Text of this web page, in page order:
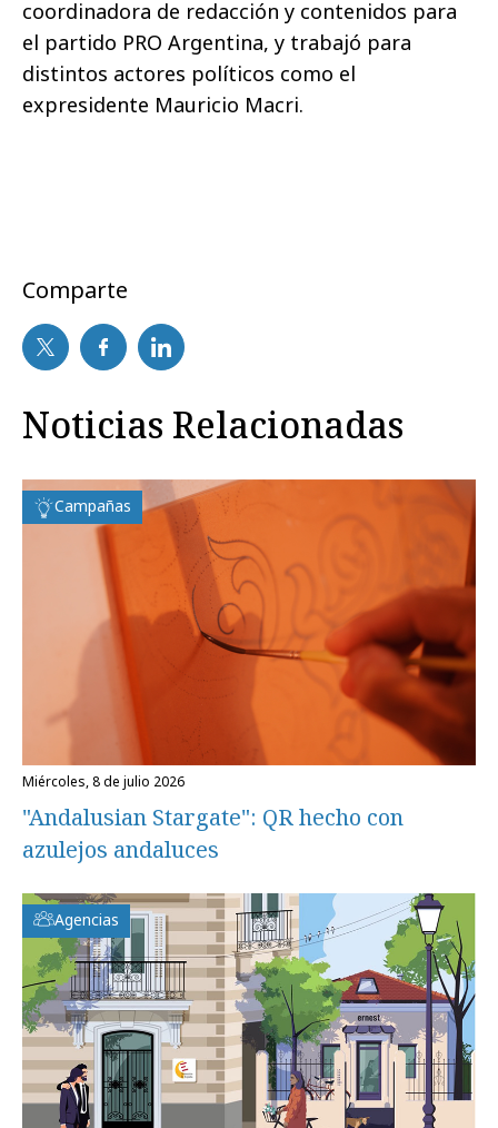
coordinadora de redacción y contenidos para
el partido PRO Argentina, y trabajó para
distintos actores políticos como el
expresidente Mauricio Macri.
Comparte
Noticias Relacionadas
Campañas
miércoles, 8 de julio 2026
"Andalusian Stargate": QR hecho con
azulejos andaluces
Agencias